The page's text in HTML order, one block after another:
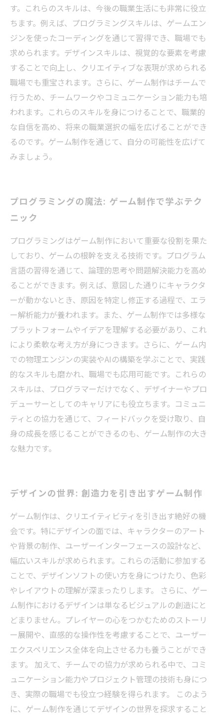
す。これらのスキルは、今後の職業生活にも非常に役立
ちます。例えば、プログラミングスキルは、ゲームエン
ジンを使ったコーディングを通じて習得でき、職場でも
求められます。デザインスキルは、視覚的な要素を考慮
することで向上し、クリエイティブな表現が求められる
職場でも重宝されます。さらに、ゲーム制作はチームで
行うため、チームワークやコミュニケーション能力も培
われます。これらのスキルを身につけることで、職業的
な自信を高め、将来の職業選択の幅を広げることができ
るのです。ゲーム制作を通じて、自分の可能性を広げて
みましょう。
プログラミングの魔法: ゲーム制作で学ぶテク
ニック
プログラミングはゲーム制作において重要な役割を果た
しており、ゲームの根幹を支える技術です。プログラム
言語の習得を通じて、論理的思考や問題解決能力を高め
ることができます。例えば、意図した通りにキャラクタ
ーが動かないとき、原因を特定し修正する過程で、エラ
ー解析能力が養われます。また、ゲーム制作では多様な
プラットフォームやイデアを理解する必要があり、これ
により柔軟な考え方が身につきます。さらに、ゲーム内
での物理エンジンの実装やAIの構築を学ぶことで、実践
的なスキルも磨かれ、職場でも応用可能です。これらの
スキルは、プログラマーだけでなく、デザイナーやプロ
デューサーとしてのキャリアにも役立ちます。コミュニ
ティとの協力を通じて、フィードバックを受け取り、自
身の成長を感じることができるのも、ゲーム制作の大き
な魅力です。
デザインの世界: 創造力を引き出すゲーム制作
ゲーム制作は、クリエイティビティを引き出す絶好の機
会です。特にデザインの面では、キャラクターのアート
や背景の制作、ユーザーインターフェースの設計など、
幅広いスキルが求められます。これらの活動に参加する
ことで、デザインソフトの使い方を身につけたり、色彩
やレイアウトの理解が深まったりします。 さらに、ゲー
ム制作におけるデザインは単なるビジュアルの創造にと
どまりません。プレイヤーの心をつかむためのストーリ
ー展開や、直感的な操作性を考慮することで、ユーザー
エクスペリエンス全体を向上させる力も養うことができ
ます。 加えて、チームでの協力が求められる中で、コミ
ュニケーション能力やプロジェクト管理の技術も身につ
き、実際の職場でも役立つ経験を得られます。 このよう
に、ゲーム制作を通じてデザインの世界を探求すること